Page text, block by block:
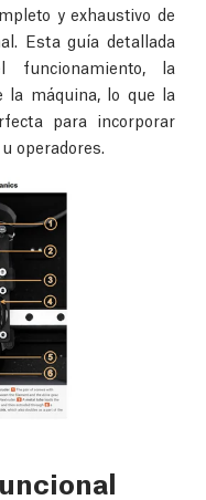
y exhaustivo de
Esta guía detallada
funcionamiento, la
la máquina, lo que la
para incorporar
operadores.